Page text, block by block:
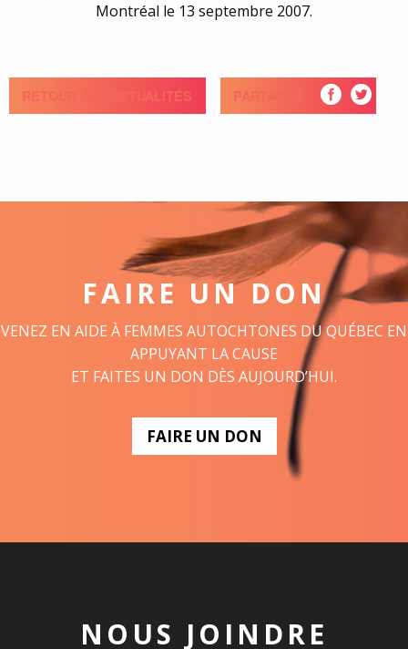
Montréal le 13 septembre 2007.
RETOUR AUX ACTUALITÉS PARTAGEZ
FAIRE UN DON
VENEZ EN AIDE À FEMMES AUTOCHTONES DU QUÉBEC EN
APPUYANT LA CAUSE
ET FAITES UN DON DÈS AUJOURD’HUI.
FAIRE UN DON
NOUS JOINDRE